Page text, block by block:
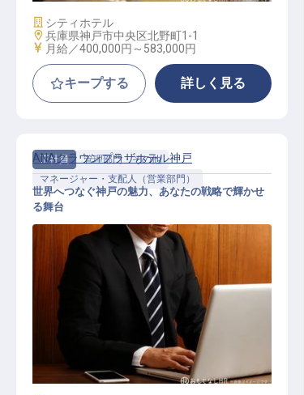
施設業態
シティホテル
勤務地
兵庫県神戸市中央区北野町1-1
給与
月給／400,000円～ 583,000円
キープする 詳しく見る
正社員
管理部門・その他
マネージャー・支配人（営業部門）
セールス＆マーケティング部長
ANAクラウンプラザホテル神戸
世界へつなぐ神戸の魅力、あなたの戦略で輝かせ
る舞台